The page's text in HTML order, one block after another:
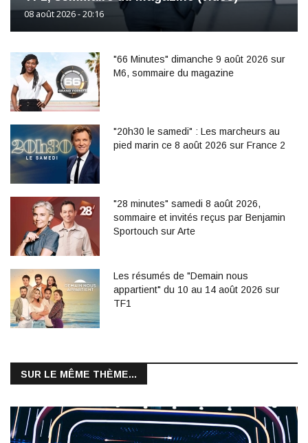
08 août 2026 - 20:16
"66 Minutes" dimanche 9 août 2026 sur
M6, sommaire du magazine
"20h30 le samedi" : Les marcheurs au
pied marin ce 8 août 2026 sur France 2
"28 minutes" samedi 8 août 2026,
sommaire et invités reçus par Benjamin
Sportouch sur Arte
Les résumés de "Demain nous
appartient" du 10 au 14 août 2026 sur
TF1
SUR LE MÊME THÈME...